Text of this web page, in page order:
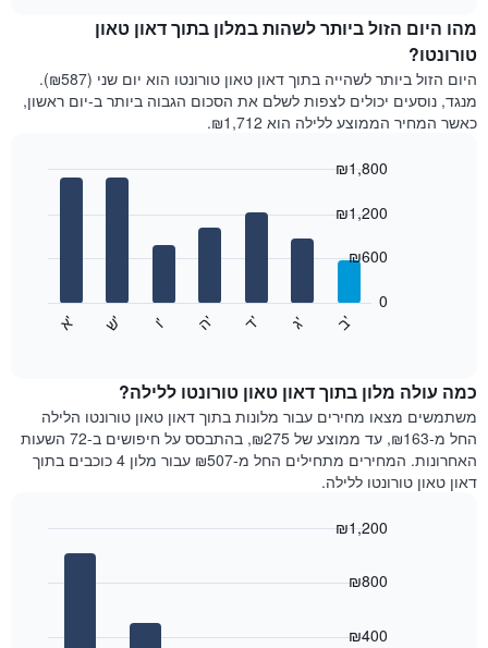
מחיר
הממוצע
של
חדר
בכל
חודש
המציגים
את
המחיר
הממוצע
של
מהו היום הזול ביותר לשהות במלון בתוך דאון טאון
טורונטו?
היום הזול ביותר לשהייה בתוך דאון טאון טורונטו הוא יום שני (₪587).
מנגד, נוסעים יכולים לצפות לשלם את הסכום הגבוה ביותר ב-יום ראשון,
כאשר המחיר הממוצע ללילה הוא ₪1,712.
מחיר
של
חדר
לכל
יום
ב
' ג
' ד
' ה
' ו
' ש
' א
'
0
₪600
₪1,200
₪1,800
כמה עולה מלון בתוך דאון טאון טורונטו ללילה?
משתמשים מצאו מחירים עבור מלונות בתוך דאון טאון טורונטו הלילה
החל מ-₪163, עד ממוצע של ₪275, בהתבסס על חיפושים ב-72 השעות
האחרונות. המחירים מתחילים החל מ-₪507 עבור מלון 4 כוכבים בתוך
דאון טאון טורונטו ללילה.
₪400
₪800
₪1,200